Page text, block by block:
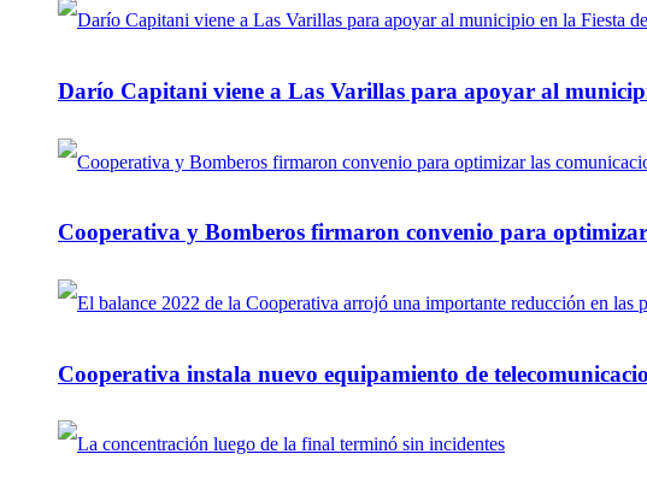
Darío Capitani viene a Las Varillas para apoyar al
Cooperativa y Bomberos firmaron convenio para optimizar
Cooperativa instala nuevo equipamiento de